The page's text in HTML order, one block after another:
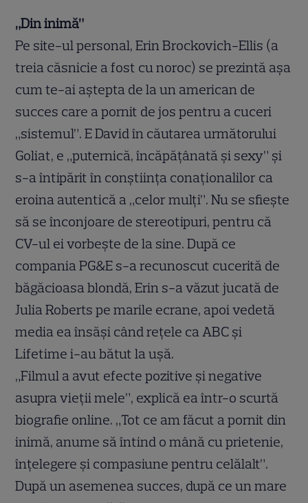
„Din inimă”
Pe site-ul personal, Erin Brockovich-Ellis (a
treia căsnicie a fost cu noroc) se prezintă aşa
cum te-ai aştepta de la un american de
succes care a pornit de jos pentru a cuceri
„sistemul”. E David în căutarea următorului
Goliat, e „puternică, încăpăţânată şi sexy” şi
s-a întipărit în conştiinţa conaţionalilor ca
eroina autentică a „celor mulţi”. Nu se sfieşte
să se înconjoare de stereotipuri, pentru că
CV-ul ei vorbeşte de la sine. După ce
compania PG&E s-a recunoscut cucerită de
băgăcioasa blondă, Erin s-a văzut jucată de
Julia Roberts pe marile ecrane, apoi vedetă
media ea însăşi când reţele ca ABC şi
Lifetime i-au bătut la uşă.
„Filmul a avut efecte pozitive şi negative
asupra vieţii mele”, explică ea într-o scurtă
biografie online. „Tot ce am făcut a pornit din
inimă, anume să întind o mână cu prietenie,
înţelegere şi compasiune pentru celălalt”.
După un asemenea succes, după ce un mare